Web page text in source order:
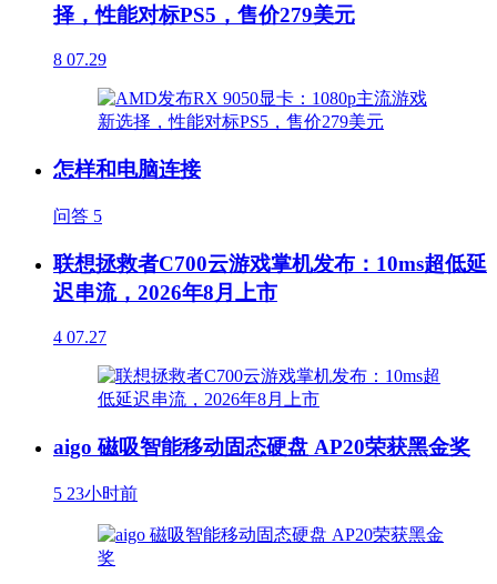
择，性能对标PS5，售价279美元
8 07.29
怎样和电脑连接
问答 5
联想拯救者C700云游戏掌机发布：10ms超低延
迟串流，2026年8月上市
4 07.27
aigo 磁吸智能移动固态硬盘 AP20荣获黑金奖
5 23小时前